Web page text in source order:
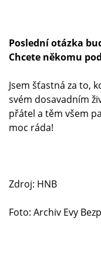
Poslední otázka
Chcete někomu
Jsem šťastná za to,
svém dosavadním
přátel a těm všem
moc ráda!
Zdroj: HNB
Foto: Archiv Evy